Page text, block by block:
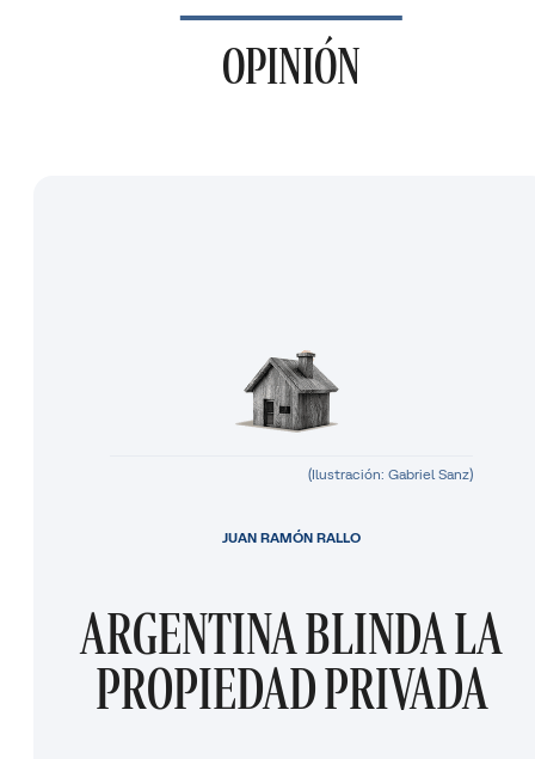
OPINIÓN
(Ilustración: Gabriel Sanz)
ARGENTINA BLINDA LA
PROPIEDAD PRIVADA
JUAN RAMÓN RALLO